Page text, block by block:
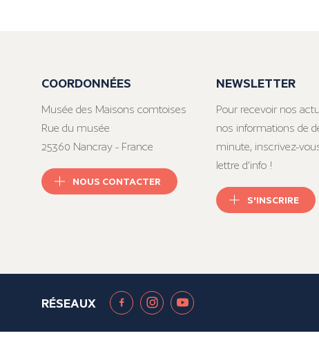
COORDONNÉES
Musée des Maisons comtoises
Rue du musée
25360 Nancray - France
NOUS CONTACTER
NEWSLETTER
Pour recevoir nos
nos informations de
minute, inscrivez-
lettre d’info !
S'INSCRIRE
RÉSEAUX